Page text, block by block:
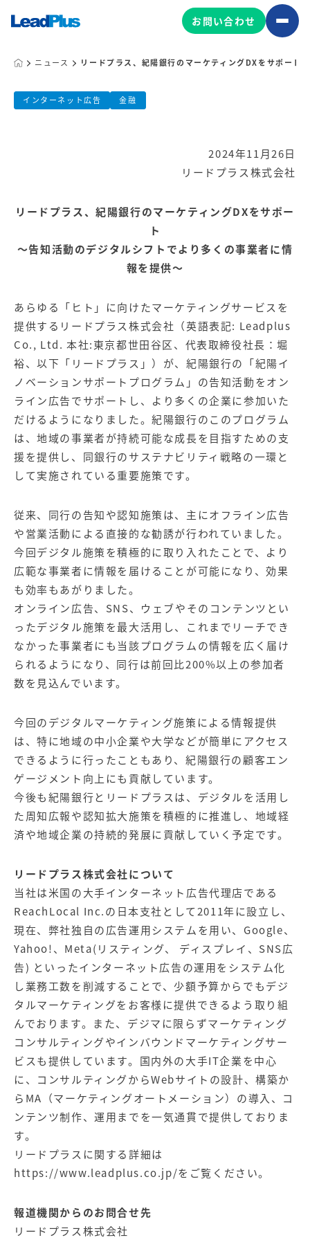
広告プロモーション
コンテンツ制作
ボード
【店舗型ビジネス向け】エリ
ア
マーケティングサービス
【金融機関向け】マーケティ
ング
サービス
【IT企業向け】マーケティン
グ
サービス
SNSアカウント運用代行サー
ビス（LINE）
広告プロモーションの製品
【クリニック向け】新規集患
Web広告サービス
【歯科業界向け】新規集患
Web広告パッケージ
集客Web広告パッケージ
ジ
商圏ねらいうちパッケージ 求人パッケージ
Web制作の製品
WEBプラス
お問い合わせ
ニュース リードプラス、紀陽銀行のマーケティングDXをサポート
リードプラス、紀陽銀行のマーケティ
インターネット広告 金融
2024年11月26日
リードプラス株式会社
リードプラス、紀陽銀行のマーケティングDXをサポー
ト
～告知活動のデジタルシフトでより多くの事業者に情
報を提供～
あらゆる「ヒト」に向けたマーケティングサービスを
提供するリードプラス株式会社（英語表記: Leadplus
Co., Ltd. 本社:東京都世田谷区、代表取締役社長：堀
裕、以下「リードプラス」）が、紀陽銀行の「紀陽イ
ノベーションサポートプログラム」の告知活動をオン
ライン広告でサポートし、より多くの企業に参加いた
だけるようになりました。紀陽銀行のこのプログラム
は、地域の事業者が持続可能な成長を目指すための支
援を提供し、同銀行のサステナビリティ戦略の一環と
して実施されている重要施策です。
従来、同行の告知や認知施策は、主にオフライン広告
や営業活動による直接的な勧誘が行われていました。
今回デジタル施策を積極的に取り入れたことで、より
広範な事業者に情報を届けることが可能になり、効果
も効率もあがりました。
オンライン広告、SNS、ウェブやそのコンテンツとい
ったデジタル施策を最大活用し、これまでリーチでき
なかった事業者にも当該プログラムの情報を広く届け
られるようになり、同行は前回比200%以上の参加者
数を見込んでいます。
今回のデジタルマーケティング施策による情報提供
は、特に地域の中小企業や大学などが簡単にアクセス
できるように行ったこともあり、紀陽銀行の顧客エン
ゲージメント向上にも貢献しています。
今後も紀陽銀行とリードプラスは、デジタルを活用し
た周知広報や認知拡大施策を積極的に推進し、地域経
済や地域企業の持続的発展に貢献していく予定です。
リードプラス株式会社について
当社は米国の大手インターネット広告代理店である
ReachLocal Inc.の日本支社として2011年に設立し、
現在、弊社独自の広告運用システムを用い、Google、
Yahoo!、Meta(リスティング、 ディスプレイ、SNS広
告) といったインターネット広告の運用をシステム化
し業務工数を削減することで、少額予算からでもデジ
タルマーケティングをお客様に提供できるよう取り組
んでおります。また、デジマに限らずマーケティング
コンサルティングやインバウンドマーケティングサー
ビスも提供しています。国内外の大手IT企業を中心
に、コンサルティングからWebサイトの設計、構築か
らMA（マーケティングオートメーション）の導入、コ
ンテンツ制作、運用までを一気通貫で提供しておりま
す。
リードプラスに関する詳細は
https://www.leadplus.co.jp/をご覧ください。
報道機関からのお問合せ先
リードプラス株式会社